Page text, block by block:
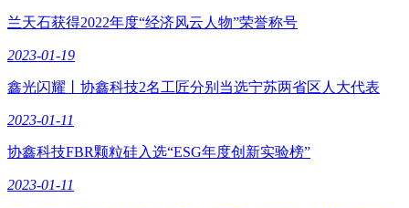
兰天石获得2022年度“经济风云人物”荣誉称号
2023-01-19
鑫光闪耀丨协鑫科技2名工匠分别当选宁苏两省区人大代表
2023-01-11
协鑫科技FBR颗粒硅入选“ESG年度创新实验榜”
2023-01-11